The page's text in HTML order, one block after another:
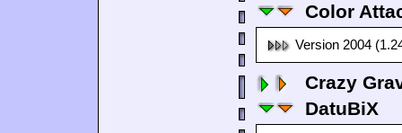
Color
Version 2004
Crazy
DatuBiX